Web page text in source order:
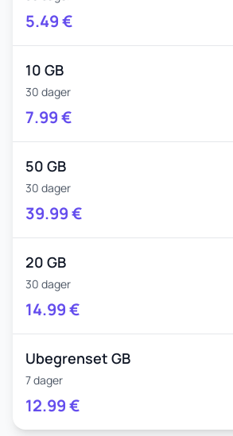
5.49€
10 GB
30 dager
7.99€
50 GB
30 dager
39.99€
20 GB
30 dager
14.99€
Ubegrenset GB
7 dager
12.99€